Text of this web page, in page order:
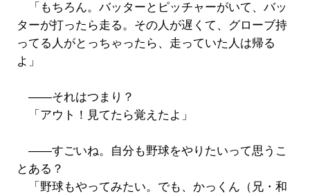
「もちろん。バッターとピッチャーがいて、バッ
ターが打ったら走る。その人が遅くて、グローブ持
ってる人がとっちゃったら、走っていた人は帰る
よ」
――それはつまり？
「アウト！見てたら覚えたよ」
――すごいね。自分も野球をやりたいって思うこ
とある？
「野球もやってみたい。でも、かっくん（兄・和